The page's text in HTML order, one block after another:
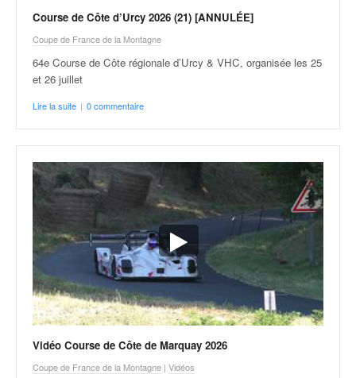
Course de Côte d’Urcy 2026 (21) [ANNULÉE]
Coupe de France de la Montagne
64e Course de Côte régionale d’Urcy & VHC, organisée les 25
et 26 juillet
Lire la suite | 0 commentaire
Vidéo Course de Côte de Marquay 2026
Coupe de France de la Montagne | Vidéos